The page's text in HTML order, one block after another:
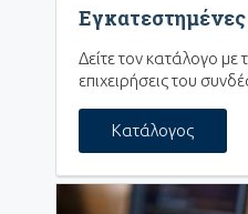
Εγκατεστημένες
Δείτε τον κατάλογο με
επιχειρήσεις του
Κατάλογος